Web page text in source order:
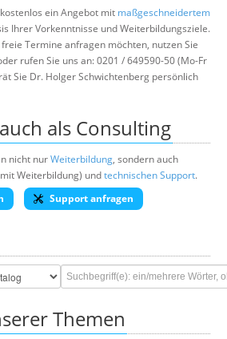
ein Angebot mit maßgeschneidertem
Ihrer Vorkenntnisse und Weiterbildungsziele.
Termine anfragen möchten, nutzen Sie
rufen Sie uns an: 0201 / 649590-50 (Mo-Fr
Sie Dr. Holger Schwichtenberg persönlich
als Consulting
nicht nurWeiterbildung, sondern auch
Weiterbildung) undtechnischen Support.
Support anfragen
Themen